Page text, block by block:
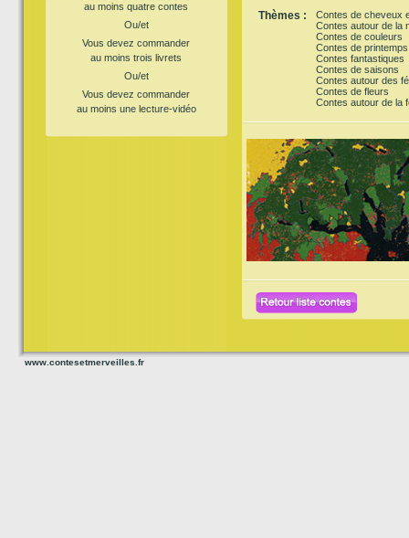
au moins quatre contes
Ou/et
Vous devez commander
au moins trois livrets
Ou/et
Vous devez commander
au moins une lecture-vidéo
Thèmes :
Contes de cheveux
Contes autour de la
Contes de couleurs
Contes de printemps
Contes fantastiques
Contes de saisons
Contes autour des
Contes de fleurs
Contes autour de la
www.contesetmerveilles.fr